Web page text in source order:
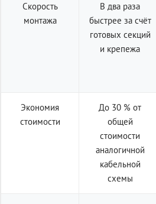
Скорость
монтажа
В два раза
быстрее за счёт
готовых секций
и крепежа
Экономия
стоимости
До 30 % от
общей
стоимости
аналогичной
кабельной
схемы